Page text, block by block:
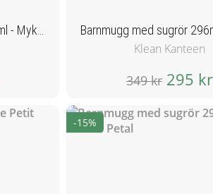
Klean Kanteen
349 kr295 kr
-15%